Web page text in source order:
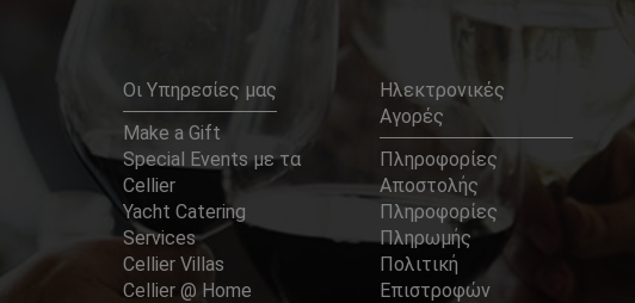
Οι Υπηρεσίες μας
Make a Gift
Special Events με τα
Cellier
Yacht Catering
Services
Cellier Villas
Cellier @ Home
Ηλεκτρονικές
Αγορές
Πληροφορίες
Αποστολής
Πληροφορίες
Πληρωμής
Πολιτική
Επιστροφών